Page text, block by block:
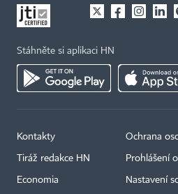
Stáhněte si aplikaci HN
Kontakty
Tiráž redakce HN
Economia
Ochrana
Prohlášení
Nastavení